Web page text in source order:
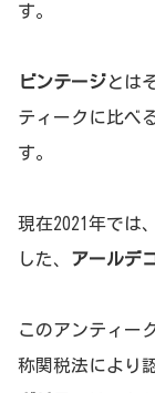
す。
ビンテージとは
ティークに比べ
す。
現在2021年では
した、 アールデ
このアンティー
称関税法により